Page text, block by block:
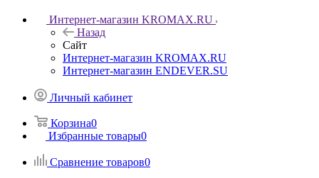
Интернет-магазин KROMAX.RU
Назад
Сайт
Интернет-магазин KROMAX.RU
Интернет-магазин ENDEVER.SU
Личный кабинет
Корзина0
Избранные товары0
Сравнение товаров0